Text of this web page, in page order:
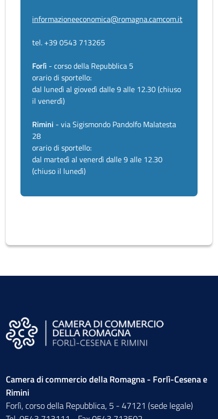
informazioneeconomica@romagna.camcom.it
tel. +39 0543 713265
Forlì - corso della Repubblica 5
orario di sportello:
dal lunedì al giovedì dalle 9 alle 12.30 (chiuso
il venerdì)
Rimini - via Sigismondo Pandolfo Malatesta
28
orario di sportello:
dal martedì al venerdì dalle 9 alle 12.30
(chiuso il lunedì)
Camera di commercio della Romagna - Forlì-Cesena e
Rimini
Forlì, corso della Repubblica, 5 - 47121 (sede legale)